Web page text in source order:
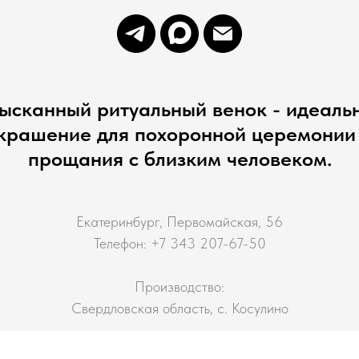
ритуальный венок -
для похоронной
прощания с близким человеком.
Екатеринбург, Первомайская, 56
Телефон: +7 343 207-67-50
Производство:
Свердловская область, с. Косулино